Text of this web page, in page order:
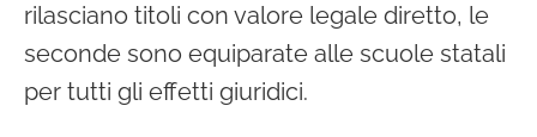
rilasciano titoli con valore legale diretto, le
seconde sono equiparate alle scuole statali
per tutti gli effetti giuridici.